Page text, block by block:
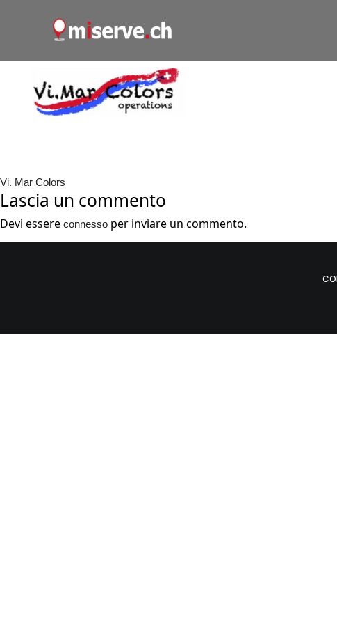
Vi. Mar Colors
Lascia un commento
Devi essere connesso per inviare un commento.